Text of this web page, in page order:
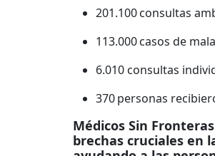
201.100 consultas
113.000 casos de
6.010 consultas
370 personas
Médicos Sin
brechas cruciales en